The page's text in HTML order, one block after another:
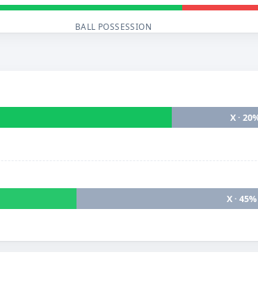
BALL POSSESSION
X ·
X · 45%